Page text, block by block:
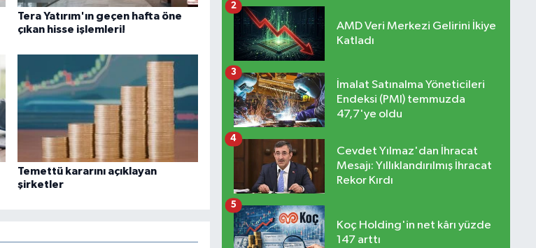
Tera Yatırım'ın geçen hafta öne
çıkan hisse işlemleri!
Temettü kararını açıklayan
şirketler
AMD Veri Merkezi Gelirini İkiye
Katladı
2
İmalat Satınalma Yöneticileri
Endeksi (PMI) temmuzda
47,7'ye oldu
3
Cevdet Yılmaz'dan İhracat
Mesajı: Yıllıklandırılmış İhracat
Rekor Kırdı
4
Koç Holding'in net kârı yüzde
147 arttı
5